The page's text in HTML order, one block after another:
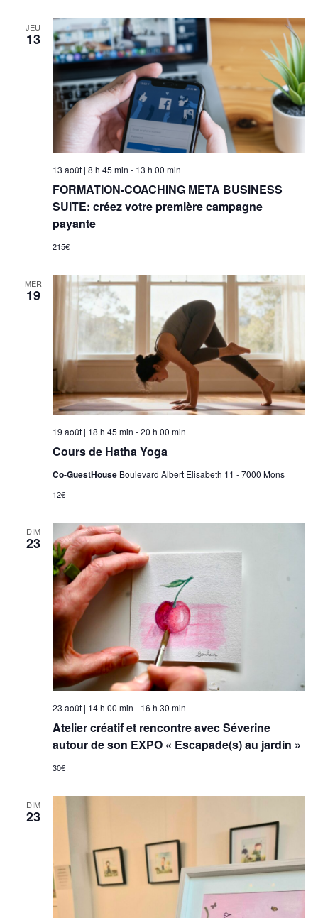
JEU
13
FORMATION-COACHING META BUSINESS
SUITE: créez votre première campagne
payante
13 août | 8 h 45 min - 13 h 00 min
215€
MER
19
Cours de Hatha Yoga
19 août | 18 h 45 min -20 h 00 min
Co-GuestHouse Boulevard Albert Elisabeth 11 - 7000 Mons
12€
DIM
23
Atelier créatif et rencontre avec Séverine
autour de son EXPO « Escapade(s) au jardin »
23 août | 14 h 00 min - 16 h 30 min
30€
DIM
23